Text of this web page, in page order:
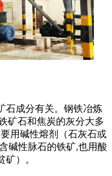
石成分有关。钢铁冶炼
矿石和焦炭的灰分大多
用碱性熔剂（石灰石或
碱性脉石的铁矿,也用酸
）。